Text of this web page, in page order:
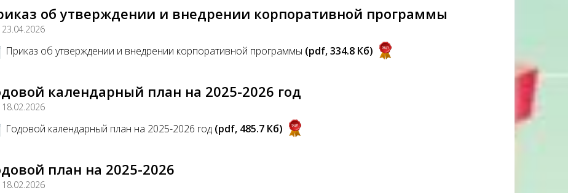
об утверждении и внедрении корпоративной программы
23.04.2026
Приказ об утверждении и внедрении корпоративной программы (pdf, 334.8 Кб)
календарный план на 2025-2026 год
18.02.2026
Годовой календарный план на 2025-2026 год (pdf, 485.7 Кб)
план на 2025-2026
18.02.2026